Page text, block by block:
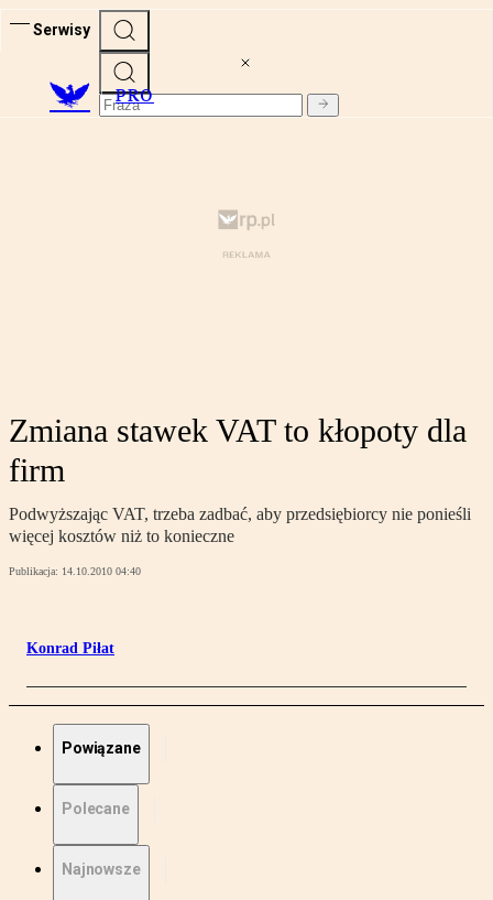
Serwisy
PRO
Zmiana stawek VAT to kłopoty dla
firm
Podwyższając VAT, trzeba zadbać, aby przedsiębiorcy nie ponieśli
więcej kosztów niż to konieczne
Publikacja: 14.10.2010 04:40
Konrad Piłat
Powiązane
Polecane
Najnowsze